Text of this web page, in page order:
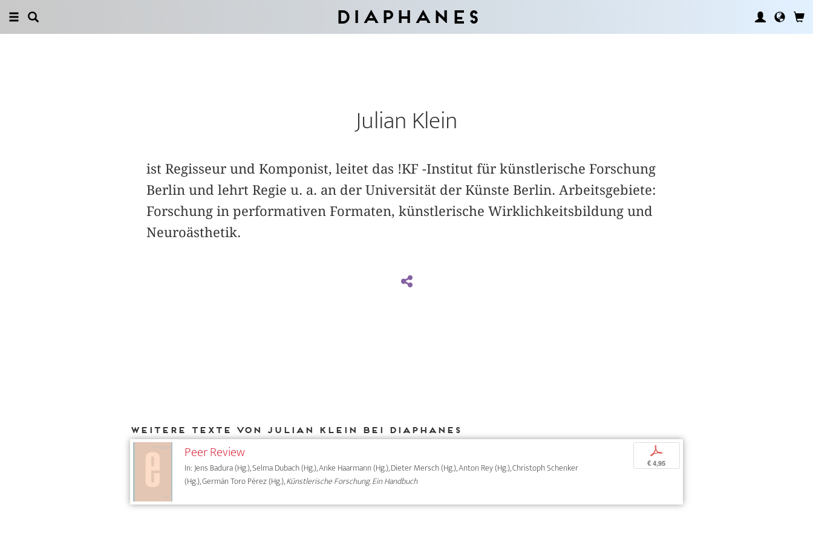
Diaphanes
Julian Klein
ist Regisseur und Komponist, leitet das !KF -Institut für künstlerische Forschung
Berlin und lehrt Regie u. a. an der Universität der Künste Berlin. Arbeitsgebiete:
Forschung in performativen Formaten, künstlerische Wirklichkeitsbildung und
Neuroästhetik.
Weitere Texte von Julian Klein bei DIAPHANES
Peer Review
In: Jens Badura (Hg.), Selma Dubach (Hg.), Anke Haarmann (Hg.), Dieter Mersch (Hg.), Anton Rey (Hg.), Christoph Schenker
(Hg.), Germán Toro Pérez (Hg.),Künstlerische Forschung. Ein Handbuch
p
€ 4,95